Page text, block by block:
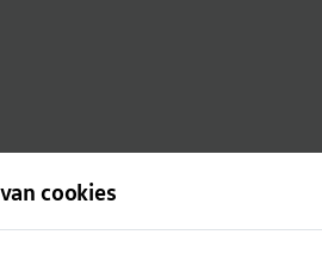
cookies